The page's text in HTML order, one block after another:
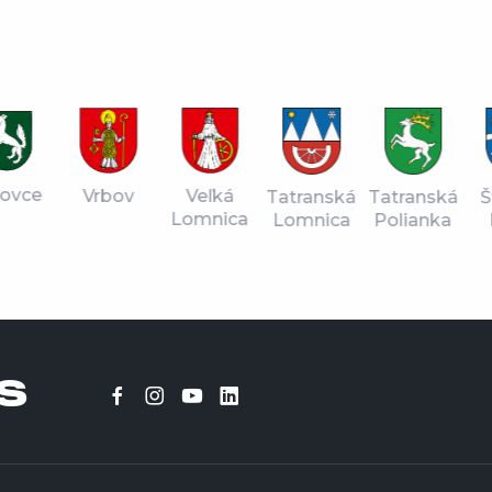
Vrbov
Veľká
Lomnica
Tatranská
Lomnica
Tatranská
Polianka